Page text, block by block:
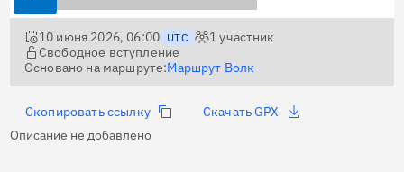
10 июня 2026, 06:00 UTC 1участник
Свободное вступление
Основано на маршруте:Маршрут Волк
Скопировать ссылку
Скачать GPX
Описание не добавлено